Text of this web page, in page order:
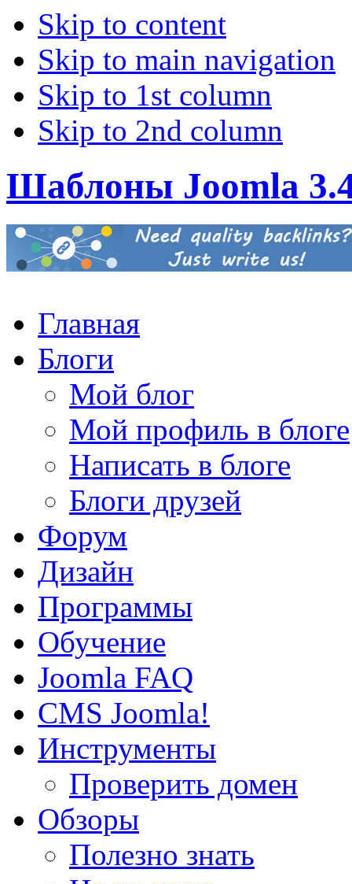
Skip to content
Skip to main navigation
Skip to 1st column
Skip to 2nd column
Шаблоны Joomla
Главная
Блоги
Мой блог
Мой профиль в блоге
Написать в блоге
Блоги друзей
Форум
Дизайн
Программы
Обучение
Joomla FAQ
CMS Joomla!
Инструменты
Проверить домен
Обзоры
Полезно знать